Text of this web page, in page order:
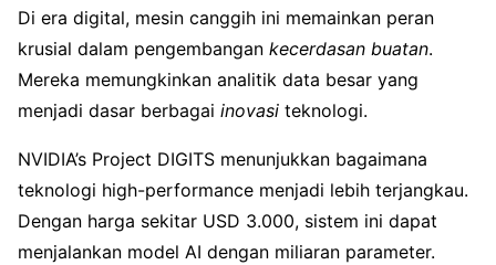
Di era digital, mesin canggih ini memainkan peran
krusial dalam pengembangan kecerdasan buatan.
Mereka memungkinkan analitik data besar yang
menjadi dasar berbagai inovasi teknologi.
NVIDIA’s Project DIGITS menunjukkan bagaimana
teknologi high-performance menjadi lebih terjangkau.
Dengan harga sekitar USD 3.000, sistem ini dapat
menjalankan model AI dengan miliaran parameter.